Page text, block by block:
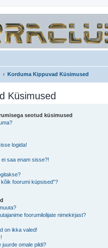
Korduma Kippuvad Küsimused
Küsimused
seotud küsimused
logida!
ei saa enam sisse?!
foorumi küpsised”?
foorumilolijate nimekirjast?
on ikka valed!
juurde omale pildi?